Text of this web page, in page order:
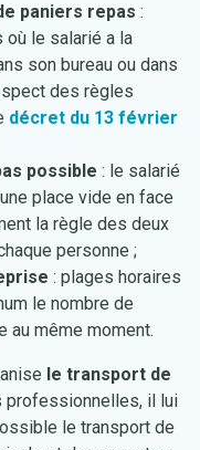
paniers repas :
le salarié a la
son bureau ou dans
des règles
décret du 13 février
possible : le salarié
place vide en face
la règle des deux
personne ;
: plages horaires
le nombre de
au même moment.
le transport de
professionnelles, il lui
le transport de